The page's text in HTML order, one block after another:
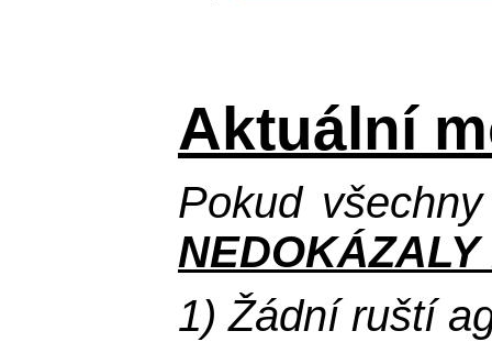
Aktuální
Pokud
NEDOKÁZALY
1) Žádní ruští